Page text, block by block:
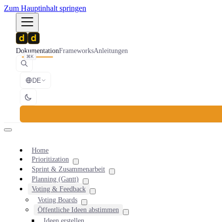
Zum Hauptinhalt springen
DokumentationFrameworksAnleitungen
⌘K
DE
Home
Prioritization
Sprint & Zusammenarbeit
Planning (Gantt)
Voting & Feedback
Voting Boards
Öffentliche Ideen abstimmen